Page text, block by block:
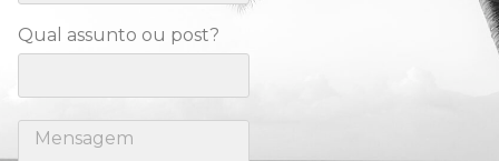
Qual assunto ou post?